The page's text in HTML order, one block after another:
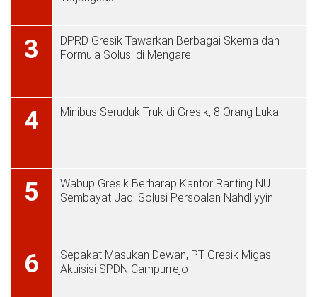
3
DPRD Gresik Tawarkan Berbagai Skema dan
Formula Solusi di Mengare
4 Minibus Seruduk Truk di Gresik, 8 Orang Luka
5
Wabup Gresik Berharap Kantor Ranting NU
Sembayat Jadi Solusi Persoalan Nahdliyyin
6
Sepakat Masukan Dewan, PT Gresik Migas
Akuisisi SPDN Campurrejo